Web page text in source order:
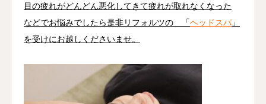
目の疲れがどんどん悪化してきて疲れが取れなくなった
などでお悩みでしたら是非リフォルツの 「ヘッドスパ 」
を受けにお越しくださいませ。